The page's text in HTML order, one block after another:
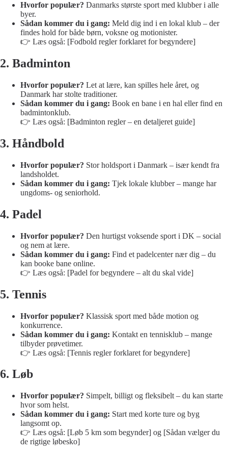
Hvorfor populær? Danmarks største sport med klubber i alle
byer.
Sådan kommer du i gang: Meld dig ind i en lokal klub – der
findes hold for både børn, voksne og motionister.
👉 Læs også: [Fodbold regler forklaret for begyndere]
2. Badminton
Hvorfor populær? Let at lære, kan spilles hele året, og
Danmark har stolte traditioner.
Sådan kommer du i gang: Book en bane i en hal eller find en
badmintonklub.
👉 Læs også: [Badminton regler – en detaljeret guide]
3. Håndbold
Hvorfor populær? Stor holdsport i Danmark – især kendt fra
landsholdet.
Sådan kommer du i gang: Tjek lokale klubber – mange har
ungdoms- og seniorhold.
4. Padel
Hvorfor populær? Den hurtigst voksende sport i DK – social
og nem at lære.
Sådan kommer du i gang: Find et padelcenter nær dig – du
kan booke bane online.
👉 Læs også: [Padel for begyndere – alt du skal vide]
5. Tennis
Hvorfor populær? Klassisk sport med både motion og
konkurrence.
Sådan kommer du i gang: Kontakt en tennisklub – mange
tilbyder prøvetimer.
👉 Læs også: [Tennis regler forklaret for begyndere]
6. Løb
Hvorfor populær? Simpelt, billigt og fleksibelt – du kan starte
hvor som helst.
Sådan kommer du i gang: Start med korte ture og byg
langsomt op.
👉 Læs også: [Løb 5 km som begynder] og [Sådan vælger du
de rigtige løbesko]